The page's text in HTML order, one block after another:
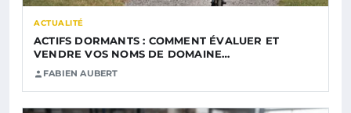
ACTUALITÉ
ACTIFS DORMANTS : COMMENT ÉVALUER ET
VENDRE VOS NOMS DE DOMAINE…
FABIEN AUBERT